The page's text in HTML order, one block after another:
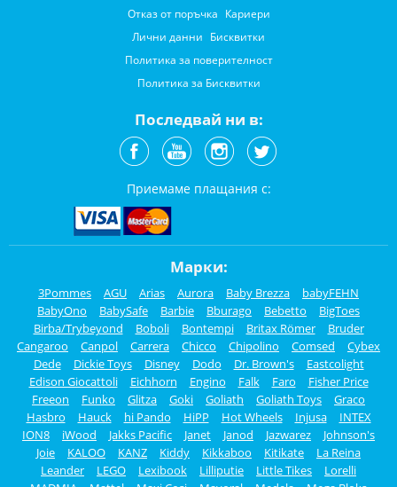
Отказ от поръчка Кариери
Лични данни Бисквитки
Политика за поверителност
Политика за Бисквитки
Последвай ни в:
Приемаме плащания с:
Марки:
3Pommes AGU Arias Aurora Baby Brezza
babyFEHN
BabyOno
BabySafe Barbie Bburago Bebetto
BigToes
Birba/Trybeyond
Boboli Bontempi Britax Römer
Bruder
Cangaroo
Canpol Carrera Chicco Chipolino Comsed
Cybex
Dede
Dickie Toys Disney Dodo Dr. Brown's
Eastcolight
Edison Giocattoli
Eichhorn Engino Falk Faro
Fisher Price
Freeon
Funko Glitza Goki Goliath Goliath Toys
Graco
Hasbro
Hauck hi Pando HiPP Hot Wheels Injusa
INTEX
ION8
iWood Jakks Pacific Janet Janod Jazwarez
Johnson's
Joie
KALOO KANZ Kiddy Kikkaboo Kitikate
La Reina
Leander
LEGO Lexibook Lilliputie Little Tikes
Lorelli